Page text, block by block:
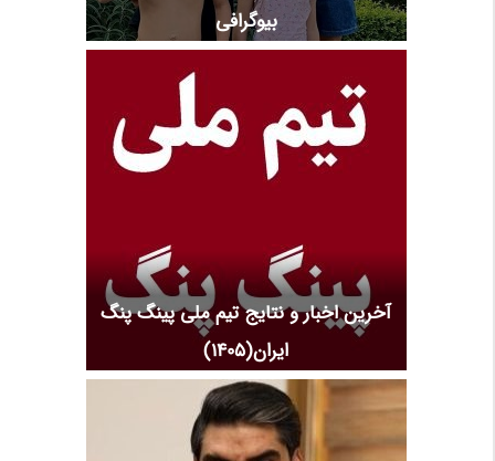
بیوگرافی
آخرین اخبار و نتایج تیم ملی پینگ پنگ
ایران(1405)